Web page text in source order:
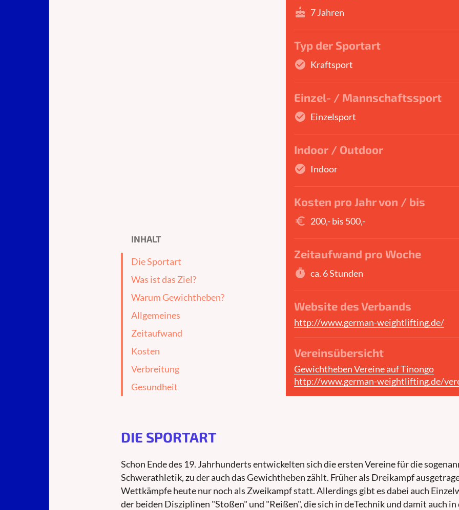
INHALT
Die Sportart
Was ist das Ziel?
Warum Gewichtheben?
Allgemeines
Zeitaufwand
Kosten
Verbreitung
Gesundheit
cake 7 Jahren
Typ der Sportart
check_circle Kraftsport
Einzel- / Mannschaftssport
check_circle Einzelsport
Indoor / Outdoor
check_circle Indoor
Kosten pro Jahr von / bis
euro_symbol 200,- bis 500,-
Zeitaufwand pro Woche
timer ca. 6 Stunden
Website des Verbands
http://www.german-weightlifting.de/
Vereinsübersicht
Gewichtheben Vereine auf Tinongo
http://www.german-weightlifting.de/
DIE SPORTART
Schon Ende des 19. Jahrhunderts entwickelten sich die ersten Vereine für die
Schwerathletik, zu der auch das Gewichtheben zählt. Früher als Dreikampf
Wettkämpfe heute nur noch als Zweikampf statt. Allerdings gibt es dabei auch
der beiden Disziplinen "Stoßen" und "Reißen", die sich in deTechnik und damit auch in